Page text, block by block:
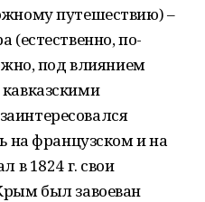
путешествию) –
(естественно, по-
под влиянием
на французском и на
в 1824 г. свои
был завоеван